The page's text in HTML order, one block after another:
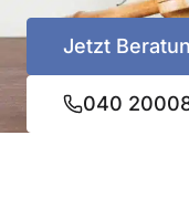
Jetzt
040